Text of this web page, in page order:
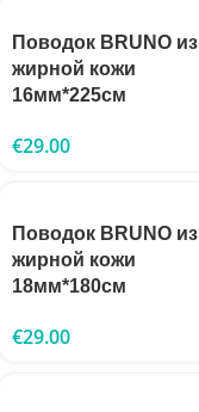
Поводок BRUNO из
жирной кожи
16мм*225см
€29.00
Поводок BRUNO из
жирной кожи
18мм*180см
€29.00